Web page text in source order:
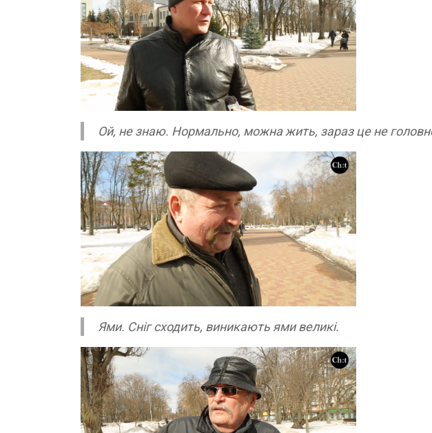
Ой, не знаю. Нормально, можна жить, зараз це не
Ями. Сніг сходить, виникають ями великі.